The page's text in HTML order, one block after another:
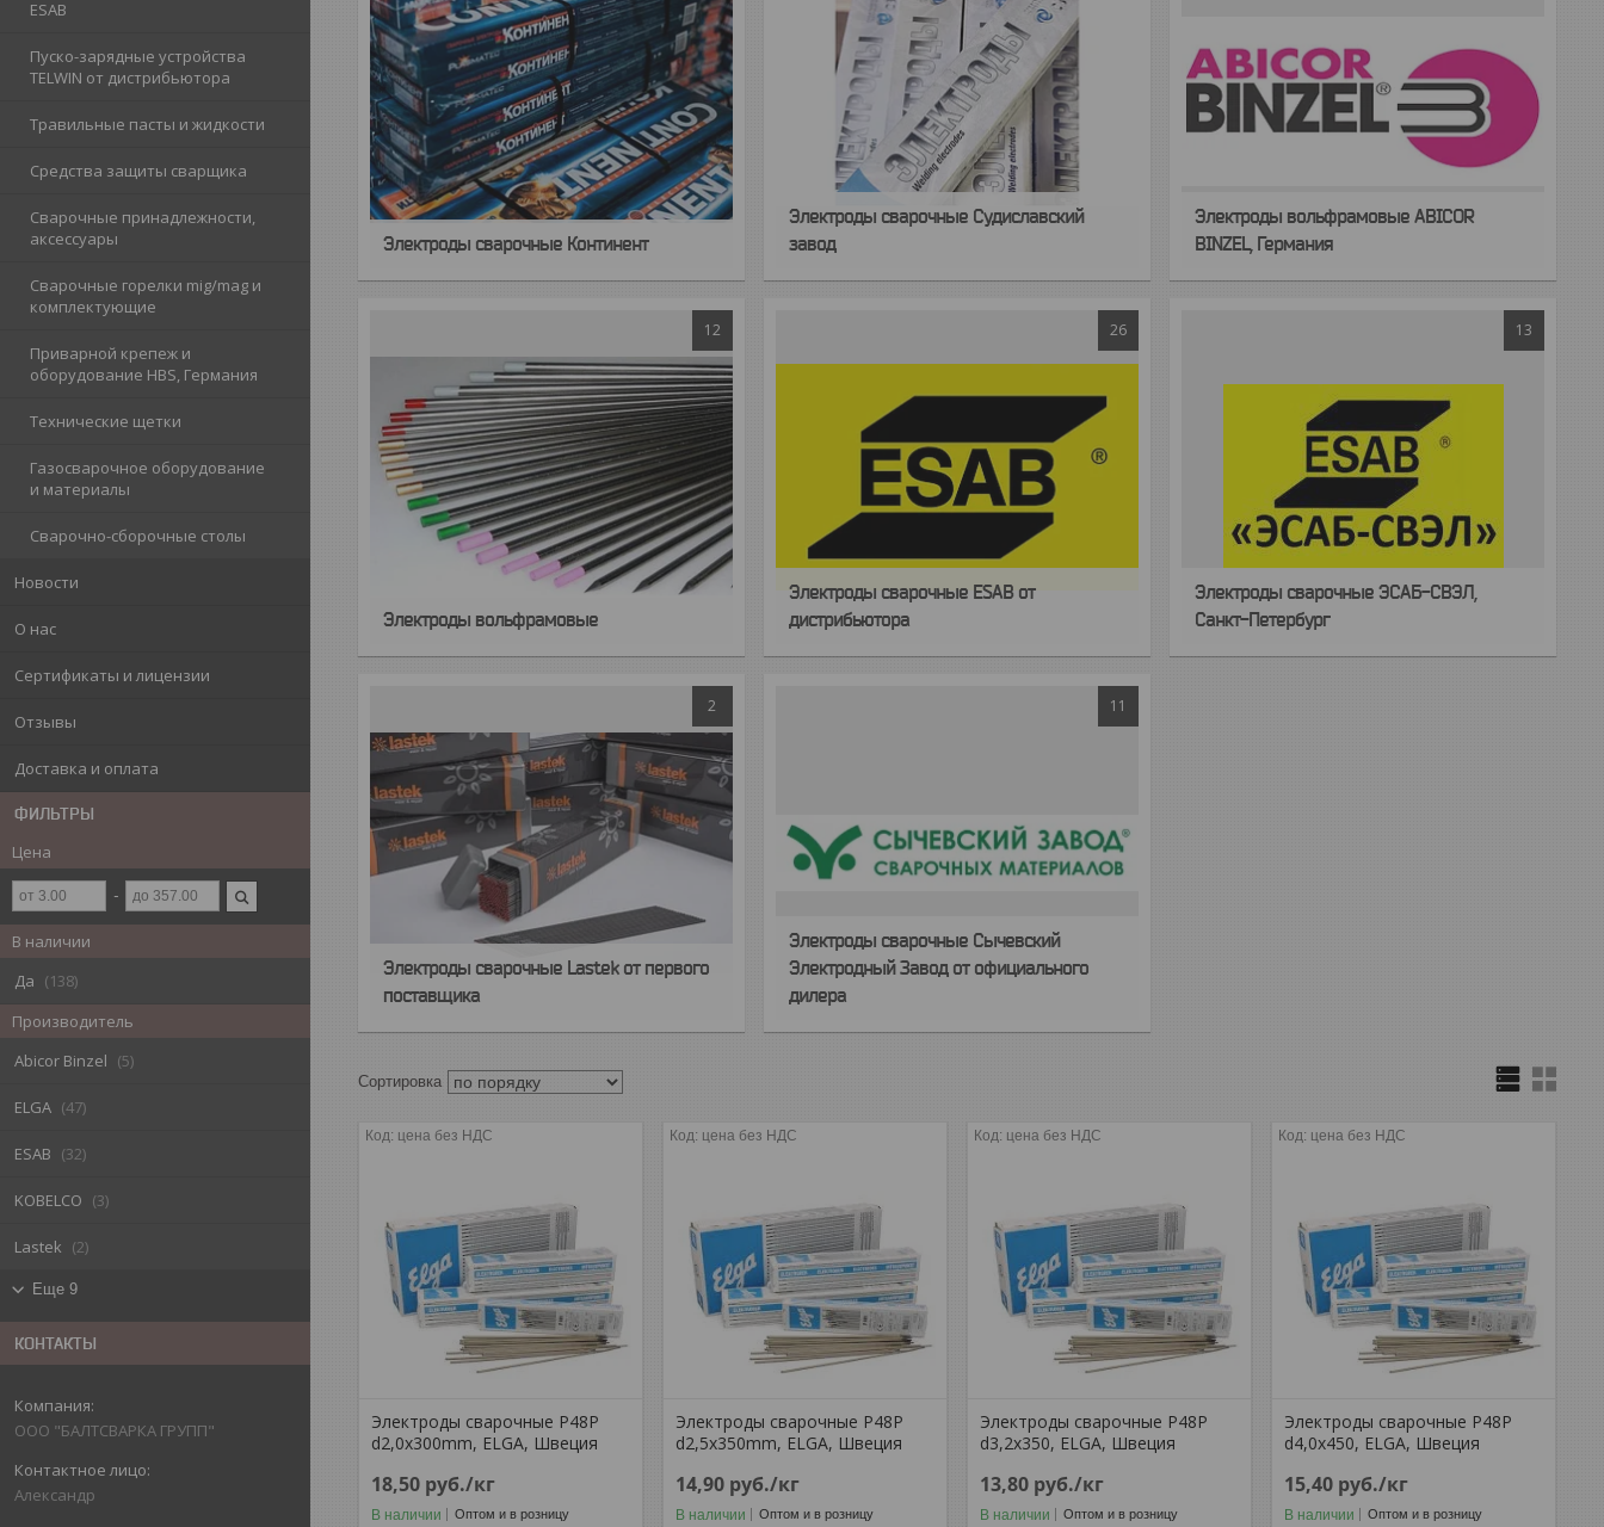
ESAB
Пуско-зарядные устройства
TELWIN от дистрибьютора
Травильные пасты и жидкости
Средства защиты сварщика
Сварочные принадлежности,
аксессуары
Сварочные горелки mig/mag и
комплектующие
Приварной крепеж и
оборудование HBS, Германия
Технические щетки
Газосварочное оборудование
и материалы
Сварочно-сборочные столы
Новости
О нас
Сертификаты и лицензии
Отзывы
Доставка и оплата
ФИЛЬТРЫ
Цена
В наличии
Да
138
Производитель
Abicor Binzel
5
ELGA 47
ESAB 32
KOBELCO 3
Lastek 2
Еще 9
КОНТАКТЫ
ООО "БАЛТСВАРКА ГРУПП"
Александр
Электроды сварочные Континент
Электроды сварочные Судиславский
завод
Электроды вольфрамовые ABICOR
BINZEL, Германия
12
Электроды вольфрамовые
26
Электроды сварочные ESAB от
дистрибьютора
13
Электроды сварочные ЭСАБ-СВЭЛ,
Санкт-Петербург
2
Электроды сварочные Lastek от первого
поставщика
11
Электроды сварочные Сычевский
Электродный Завод от официального
дилера
цена без НДС
Электроды сварочные P48P
d2,0х300mm, ELGA, Швеция
18,50 руб./кг
В наличии Оптом и в розницу
цена без НДС
Электроды сварочные P48P
d2,5x350mm, ELGA, Швеция
14,90 руб./кг
В наличии Оптом и в розницу
цена без НДС
Электроды сварочные P48P
d3,2x350, ELGA, Швеция
13,80 руб./кг
В наличии Оптом и в розницу
цена без НДС
Электроды сварочные P48P
d4,0x450, ELGA, Швеция
15,40 руб./кг
В наличии Оптом и в розницу